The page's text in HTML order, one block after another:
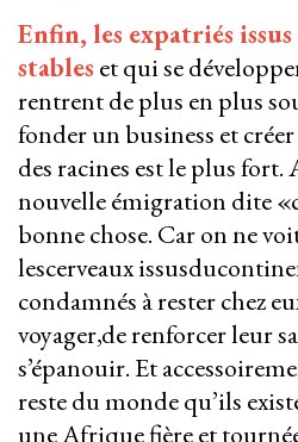
Enfin, les expatriés
stables et qui se
rentrent de plus en plus
fonder un business et
des racines est le plus fort.
nouvelle émigration dite
bonne chose. Car on ne
lescerveaux
condamnés à rester chez
voyager,de renforcer leur
s’épanouir. Et
reste du monde qu’ils
une Afrique fière et